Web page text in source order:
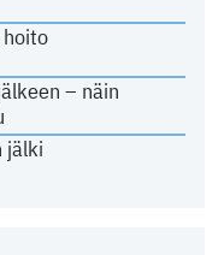
– näin
jälki